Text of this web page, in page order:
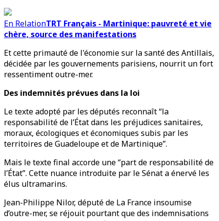
En RelationTRT Français - Martinique: pauvreté et vie
chère, source des manifestations
Et cette primauté de l'économie sur la santé des Antillais,
décidée par les gouvernements parisiens, nourrit un fort
ressentiment outre-mer.
Des indemnités prévues dans la loi
Le texte adopté par les députés reconnaît “la
responsabilité de l’État dans les préjudices sanitaires,
moraux, écologiques et économiques subis par les
territoires de Guadeloupe et de Martinique”.
Mais le texte final accorde une “part de responsabilité de
l’État”. Cette nuance introduite par le Sénat a énervé les
élus ultramarins.
Jean-Philippe Nilor, député de La France insoumise
d’outre-mer, se réjouit pourtant que des indemnisations